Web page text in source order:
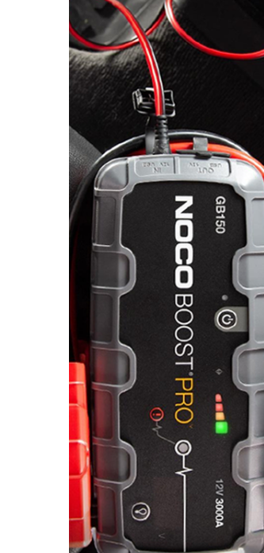
. SEGURANÇA DE CARGA
. SUPORTE BICICLETAS
. TAMPÕES JANTES